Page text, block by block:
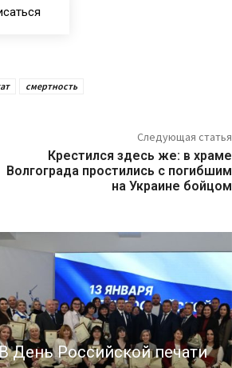
смертность
Следующая статья
Крестился здесь же: в храме
Волгограда простились с погибшим
на Украине бойцом
В День Российской печати